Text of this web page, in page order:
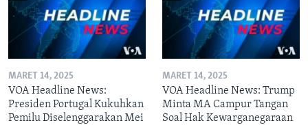
MARET 14, 2025
VOA Headline News:
Presiden Portugal Kukuhkan
Pemilu Diselenggarakan Mei
MARET 14, 2025
VOA Headline News: Trump
Minta MA Campur Tangan
Soal Hak Kewarganegaraan